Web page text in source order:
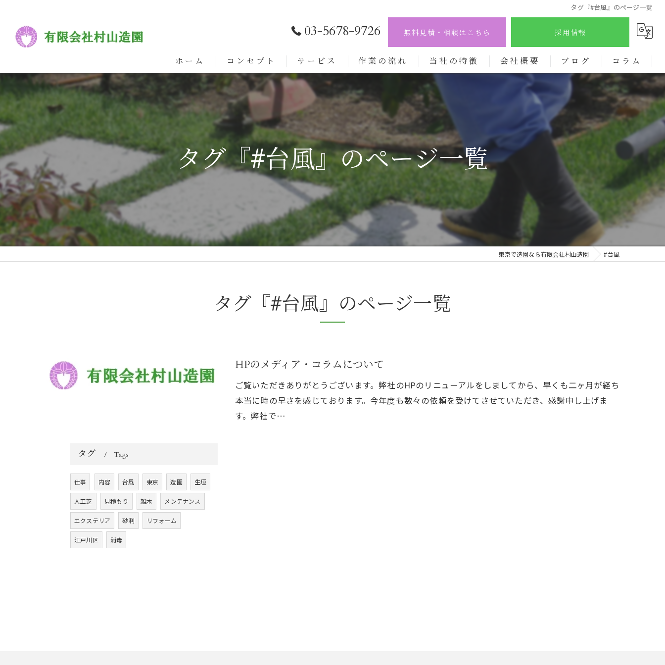
タグ『#台風』のページ一覧
03-5678-9726 無料見積・相談はこちら 採用情報
ホーム コンセプト サービス 作業の流れ 当社の特徴
剪定
伐採
草刈り
植木
外構
会社概要 ブログ コラム
タグ『#台風』のページ一覧
東京で造園なら有限会社村山造園 #台風
タグ『#台風』のページ一覧
HPのメディア・コラムについて
ご覧いただきありがとうございます。弊社のHPのリニューアルをしましてから、早くも二ヶ月が経ち
本当に時の早さを感じております。今年度も数々の依頼を受けてさせていただき、感謝申し上げま
す。弊社で…
タグ Tags
仕事 内容 台風 東京 造園 生垣
人工芝 見積もり 雑木 メンテナンス
エクステリア 砂利 リフォーム
江戸川区 消毒